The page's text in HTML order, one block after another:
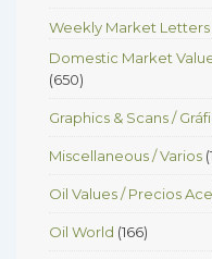
Weekly Market Letters
Domestic Market
(650)
Graphics & Scans /
Miscellaneous / Varios
Oil Values / Precios
Oil World (166)